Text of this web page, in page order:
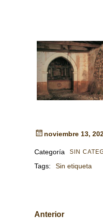
noviembre 13,
Categoría SIN
Tags: Sin etiqueta
Anterior